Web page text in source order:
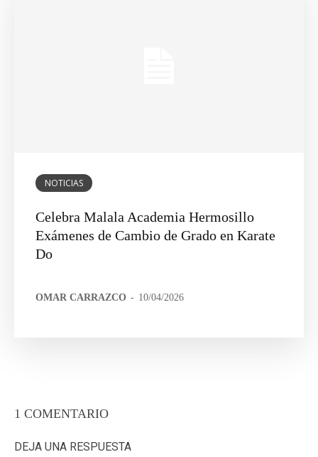
NOTICIAS
Celebra Malala Academia Hermosillo
Exámenes de Cambio de Grado en Karate
Do
OMAR CARRAZCO - 10/04/2026
1 COMENTARIO
DEJA UNA RESPUESTA